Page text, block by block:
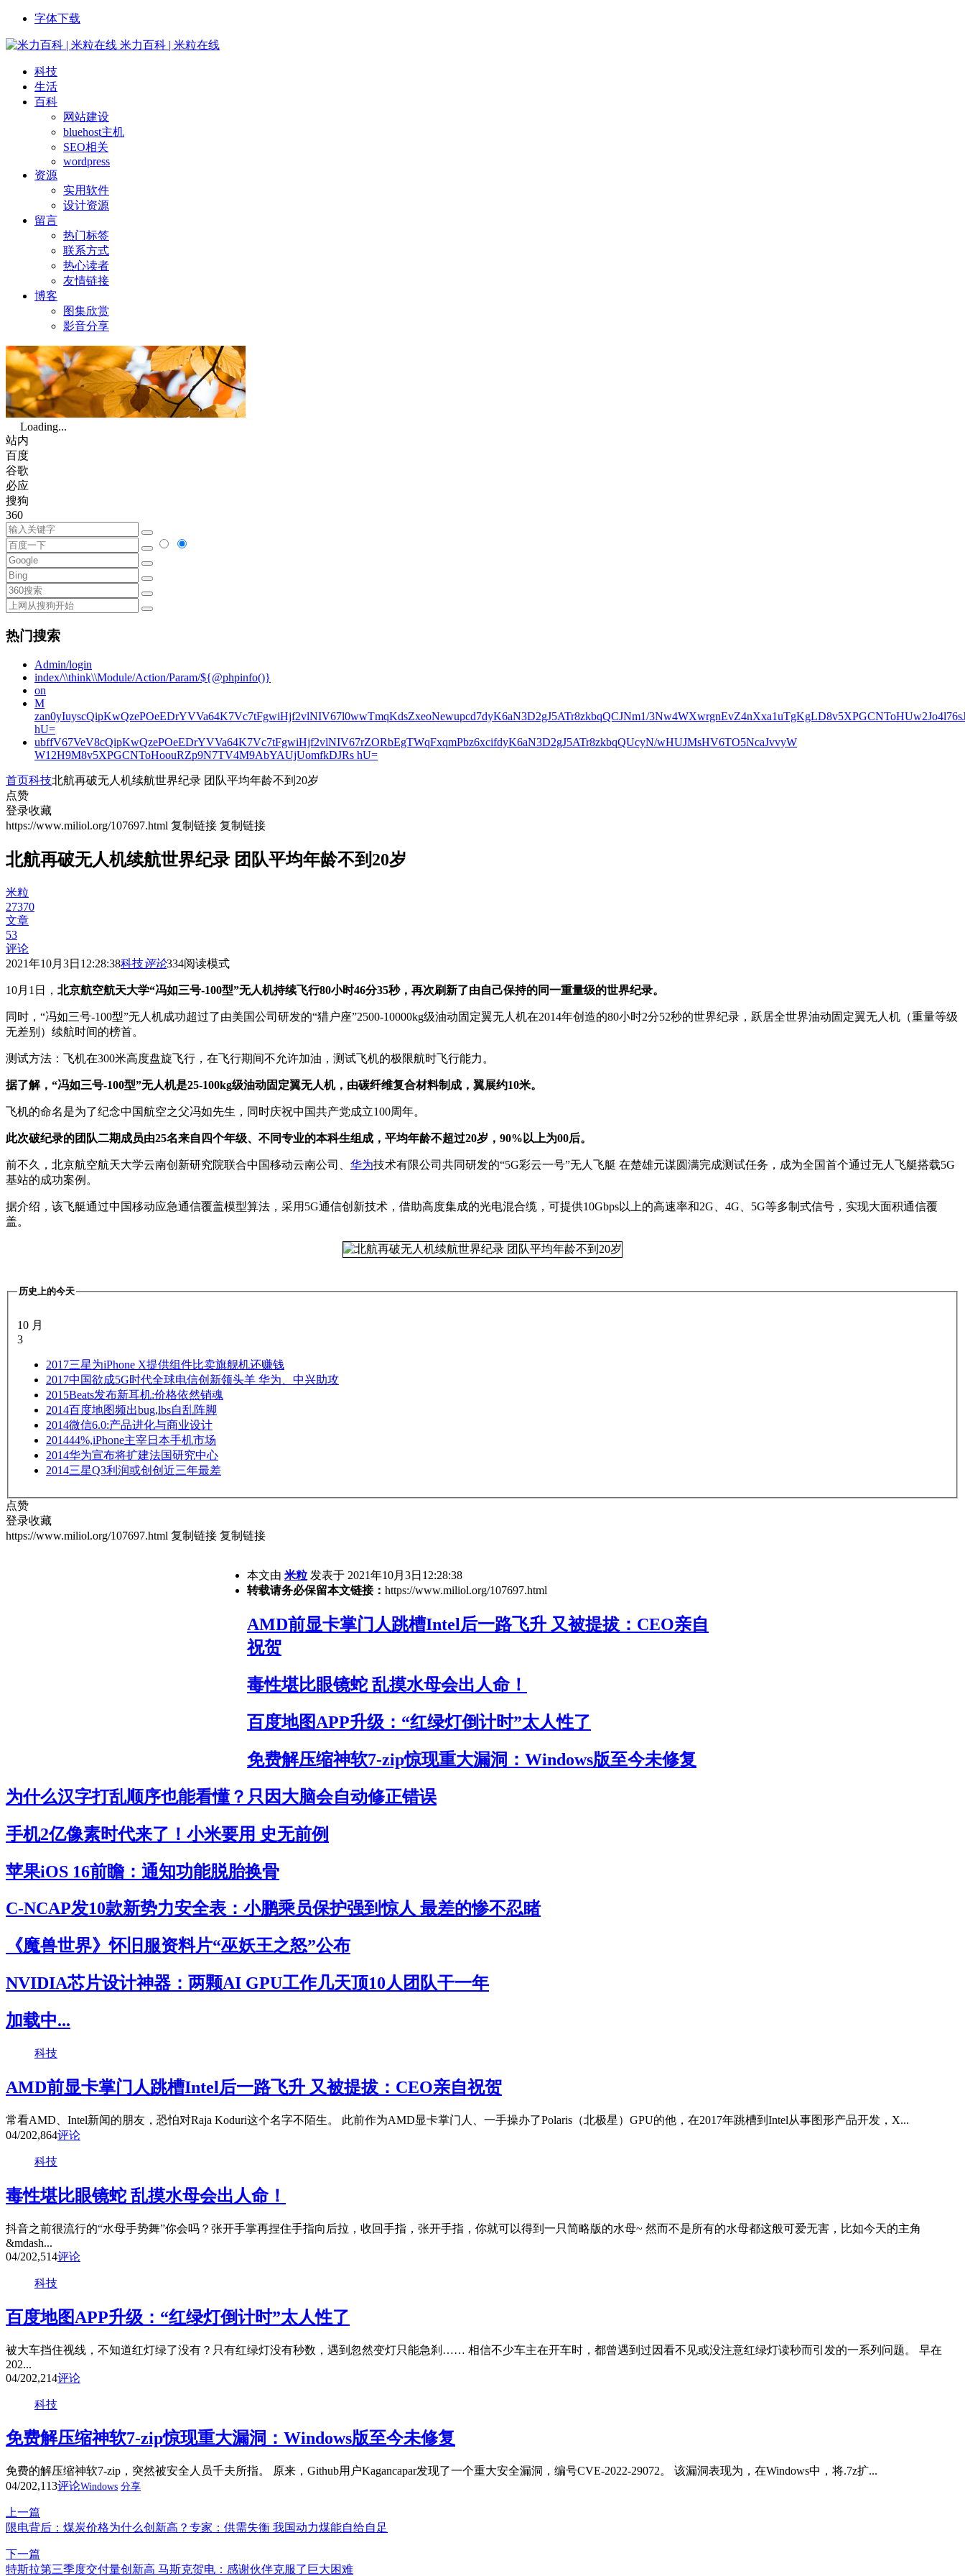
字体下载
米力百科 | 米粒在线
科技
生活
百科
网站建设
bluehost主机
SEO相关
wordpress
资源
实用软件
设计资源
留言
热门标签
联系方式
热心读者
友情链接
博客
图集欣赏
影音分享
Loading...
站内
百度
谷歌
必应
搜狗
360
热门搜索
Admin/login
index/\\think\\Module/Action/Param/${@phpinfo()}
on
M
zan0yIuyscQipKwQzePOeEDrYVVa64K7Vc7tFgwiHjf2vlNIV67l0wwTmqKdsZxeoNewupcd7dyK6aN3D2gJ5ATr8zkbqQCJNm1/
hU=
ubffV67VeV8cQipKwQzePOeEDrYVVa64K7Vc7tFgwiHjf2vlNIV67rZORbEgTWqFxqmPbz6xcifdyK6aN3D2gJ5ATr8zkbqQUcyN/wHUJMsHV6TO5NcaJvvyW
W12H9M8v5XPGCNToHoouRZp9N7TV4M9AbYAUjUomfkDJRs hU=
首页科技北航再破无人机续航世界纪录 团队平均年龄不到20岁
点赞
登录收藏
https://www.miliol.org/107697.html 复制链接 复制链接
北航再破无人机续航世界纪录 团队平均年龄不到20岁
米粒
27370
文章
53
评论
2021年10月3日12:28:38科技评论334阅读模式
10月1日， 北京航空航天大学“冯如三号-100型”无人机持续飞行80小时46分35秒，再次刷新了由自己保持的同一重量级的世界纪录。
同时，“冯如三号-100型”无人机成功超过了由美国公司研发的“猎户座”2500-10000kg级油动固定翼无人机在2014年创造的80小时2分52秒的世界纪录，跃居全世界油动固定翼无人机（重量等级
无差别）续航时间的榜首。
测试方法：飞机在300米高度盘旋飞行，在飞行期间不允许加油，测试飞机的极限航时飞行能力。
据了解，“冯如三号-100型”无人机是25-100kg级油动固定翼无人机，由碳纤维复合材料制成，翼展约10米。
飞机的命名是为了纪念中国航空之父冯如先生，同时庆祝中国共产党成立100周年。
此次破纪录的团队二期成员由25名来自四个年级、不同专业的本科生组成，平均年龄不超过20岁，90%以上为00后。
前不久，北京航空航天大学云南创新研究院联合中国移动云南公司、 华为技术有限公司共同研发的“5G彩云一号”无人飞艇 在楚雄元谋圆满完成测试任务，成为全国首个通过无人飞艇搭载5G
基站的成功案例。
据介绍，该飞艇通过中国移动应急通信覆盖模型算法，采用5G通信创新技术，借助高度集成的光电混合缆，可提供10Gbps以上的高速率和2G、4G、5G等多制式信号，实现大面积通信覆
盖。
历史上的今天
10 月
3
2017三星为iPhone X提供组件比卖旗舰机还赚钱
2017中国欲成5G时代全球电信创新领头羊 华为、中兴助攻
2015Beats发布新耳机:价格依然销魂
2014百度地图频出bug,lbs自乱阵脚
2014微信6.0:产品进化与商业设计
201444%,iPhone主宰日本手机市场
2014华为宣布将扩建法国研究中心
2014三星Q3利润或创创近三年最差
点赞
登录收藏
https://www.miliol.org/107697.html 复制链接 复制链接
本文由 米粒 发表于 2021年10月3日12:28:38
转载请务必保留本文链接： https://www.miliol.org/107697.html
AMD前显卡掌门人跳槽Intel后一路飞升 又被提拔：CEO亲自
祝贺
毒性堪比眼镜蛇 乱摸水母会出人命！
百度地图APP升级：“红绿灯倒计时”太人性了
免费解压缩神软7-zip惊现重大漏洞：Windows版至今未修复
为什么汉字打乱顺序也能看懂？只因大脑会自动修正错误
手机2亿像素时代来了！小米要用 史无前例
苹果iOS 16前瞻：通知功能脱胎换骨
C-NCAP发10款新势力安全表：小鹏乘员保护强到惊人 最差的惨不忍睹
《魔兽世界》怀旧服资料片“巫妖王之怒”公布
NVIDIA芯片设计神器：两颗AI GPU工作几天顶10人团队干一年
加载中...
科技
AMD前显卡掌门人跳槽Intel后一路飞升 又被提拔：CEO亲自祝贺
常看AMD、Intel新闻的朋友，恐怕对Raja Koduri这个名字不陌生。 此前作为AMD显卡掌门人、一手操办了Polaris（北极星）GPU的他，在2017年跳槽到Intel从事图形产品开发，X...
04/202,864评论
科技
毒性堪比眼镜蛇 乱摸水母会出人命！
抖音之前很流行的“水母手势舞”你会吗？张开手掌再捏住手指向后拉，收回手指，张开手指，你就可以得到一只简略版的水母~ 然而不是所有的水母都这般可爱无害，比如今天的主角
&mdash...
04/202,514评论
科技
百度地图APP升级：“红绿灯倒计时”太人性了
被大车挡住视线，不知道红灯绿了没有？只有红绿灯没有秒数，遇到忽然变灯只能急刹…… 相信不少车主在开车时，都曾遇到过因看不见或没注意红绿灯读秒而引发的一系列问题。 早在
202...
04/202,214评论
科技
免费解压缩神软7-zip惊现重大漏洞：Windows版至今未修复
免费的解压缩神软7-zip，突然被安全人员千夫所指。 原来，Github用户Kagancapar发现了一个重大安全漏洞，编号CVE-2022-29072。 该漏洞表现为，在Windows中，将.7z扩...
04/202,113评论Windows 分享
上一篇
限电背后：煤炭价格为什么创新高？专家：供需失衡 我国动力煤能自给自足
下一篇
特斯拉第三季度交付量创新高 马斯克贺电：感谢伙伴克服了巨大困难